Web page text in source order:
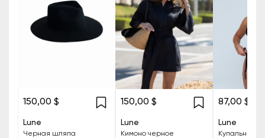
150,00 $
Lune
Черная шляпа
150,00 $
Lune
Кимоно черное
87,00 $
Lune